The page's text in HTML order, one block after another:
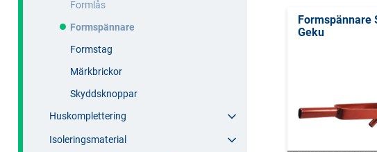
Formlås
Formspännare
Formstag
Märkbrickor
Skyddsknoppar
Huskomplettering
Isoleringsmaterial
Formspännare
Geku